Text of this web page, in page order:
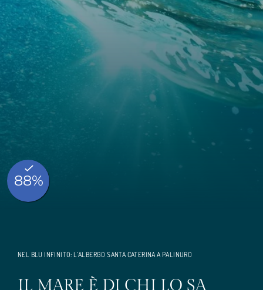
NEL BLU INFINITO: L’ALBERGO SANTA CATERINA A PALINURO
IL MARE È DI CHI LO SA